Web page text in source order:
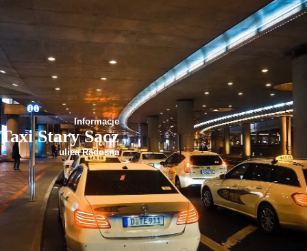
Informacje
Taxi Stary Sącz
ulica Radosna